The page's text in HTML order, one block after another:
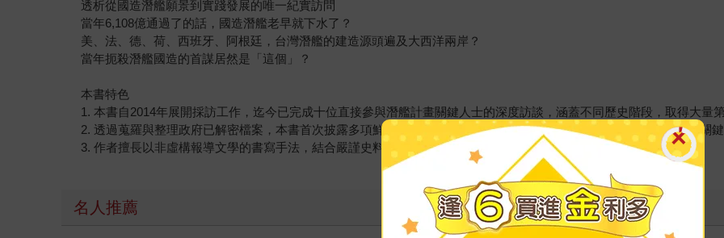
透析從國造潛艦願景到實踐發展的唯一紀實訪問
當年6,108億通過了的話，國造潛艦老早就下水了？
美、法、德、荷、西班牙、阿根廷，台灣潛艦的建造源頭遍及大西洋兩岸？
當年扼殺潛艦國造的首謀居然是「這個」？
本書特色
1. 本書自2014年展開採訪工作，迄今已完成十位直接參與潛艦計畫關鍵人士的深度訪談，涵蓋不同歷史階段，取得大量
2. 透過蒐羅與整理政府已解密檔案，本書首次披露多項鮮為人知的歷史細節，補足台灣潛艦發展長期缺乏公開記錄的關
3. 作者擅長以非虛構報導文學的書寫手法，結合嚴謹史料與敘事節奏，引領讀者深入理解國造潛艦發展的脈絡與歷程
名人推薦